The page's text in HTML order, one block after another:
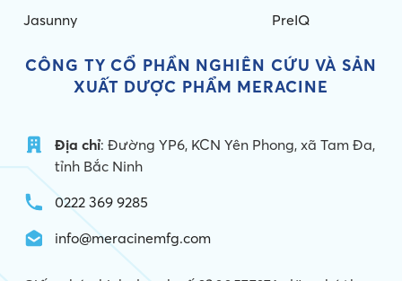
Jasunny
PreIQ
CÔNG TY CỔ PHẦN NGHIÊN CỨU VÀ SẢN
XUẤT DƯỢC PHẨM MERACINE
Địa chỉ: Đường YP6, KCN Yên Phong, xã Tam Đa,
tỉnh Bắc Ninh
0222 369 9285
info@meracinemfg.com